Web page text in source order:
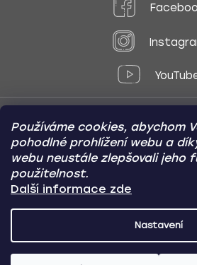
Používáme cookies, abychom
pohodlné prohlížení webu a
webu neustále zlepšovali jeho
použitelnost.
Další informace zde
Nastavení
Způsoby
Online
Převod
Copyright (c) 2012 -2026 CARVIN